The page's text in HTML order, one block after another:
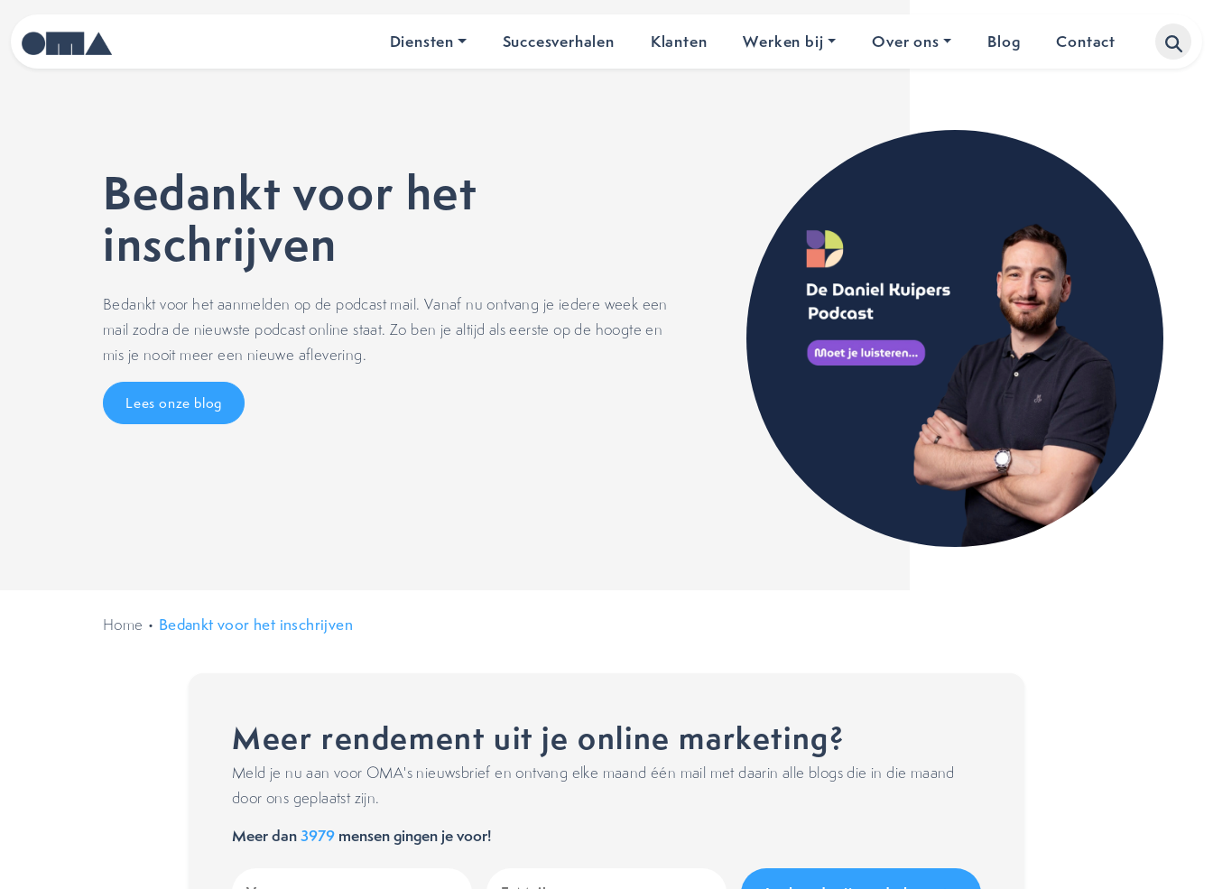
Diensten Succesverhalen Klanten Werken bij Over ons Blog Contact
Bedankt voor het
inschrijven
Bedankt voor het aanmelden op de podcast mail. Vanaf nu ontvang je iedere week een
mail zodra de nieuwste podcast online staat. Zo ben je altijd als eerste op de hoogte en
mis je nooit meer een nieuwe aflevering.
Lees onze blog
Home • Bedankt voor het inschrijven
Meer rendement uit je online marketing?
Meld je nu aan voor OMA's nieuwsbrief en ontvang elke maand één mail met daarin alle blogs die in die maand
door ons geplaatst zijn.
Meer dan3979 mensen gingen je voor!